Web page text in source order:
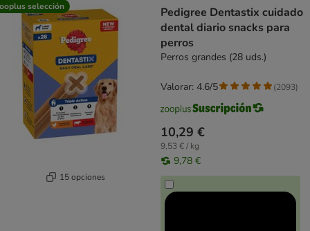
selección
15 opciones
Pedigree Dentastix cuidado
dental diario snacks para
perros
Perros grandes (28 uds.)
10,29 €
9,53 € / kg
9,78 €
Valorar: 4.6/5 (2093)